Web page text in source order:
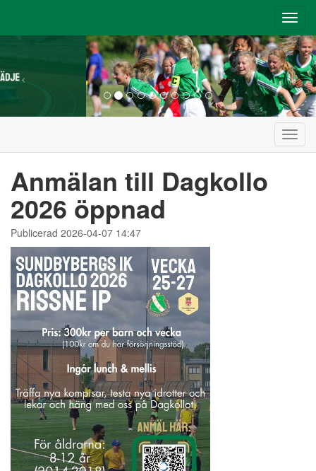
Anmälan till Dagkollo
2026 öppnad
Publicerad 2026-04-07 14:47